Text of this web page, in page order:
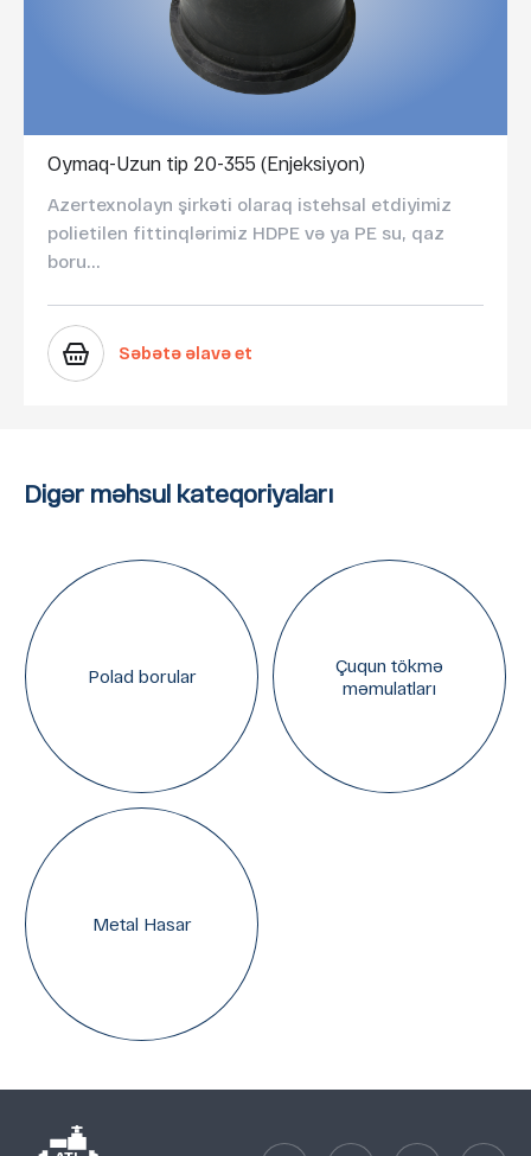
Oymaq-Uzun tip 20-355 (Enjeksiyon)
Azertexnolayn şirkəti olaraq istehsal etdiyimiz
polietilen fittinqlərimiz HDPE və ya PE su, qaz
boru...
Səbətə əlavə et
Digər məhsul kateqoriyaları
Polad borular
Çuqun tökmə
məmulatları
Metal Hasar